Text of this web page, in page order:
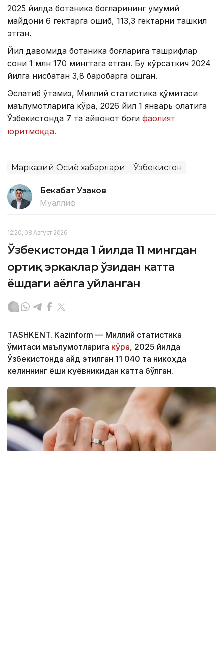
2025 йилда ботаника боғларининг умумий
майдони 6 гектарга ошиб, 113,3 гектарни ташкил
этган.
Йил давомида ботаника боғларига ташрифлар
сони 1 млн 170 мингтага етган. Бу кўрсаткич 2024
йилга нисбатан 3,8 баробарга ошган.
Эслатиб ўтамиз, Миллий статистика қўмитаси
маълумотларига кўра, 2026 йил 1 январь ҳолатига
Ўзбекистонда 7 та ҳайвонот боғи фаолият
юритмоқда.
Марказий Осиё хабарлари Ўзбекистон
Бекабат Узаков
Муаллиф
12:20, 08 Август 2026
Ўзбекистонда 1 йилда 11 мингдан
ортиқ эркаклар ўзидан катта
ёшдаги аёлга уйланган
TASHKENT. Kazinform — Миллий статистика
қўмитаси маълумотларига кўра, 2025 йилда
Ўзбекистонда қайд этилган 11 040 та никоҳда
келиннинг ёши куёвникидан катта бўлган.